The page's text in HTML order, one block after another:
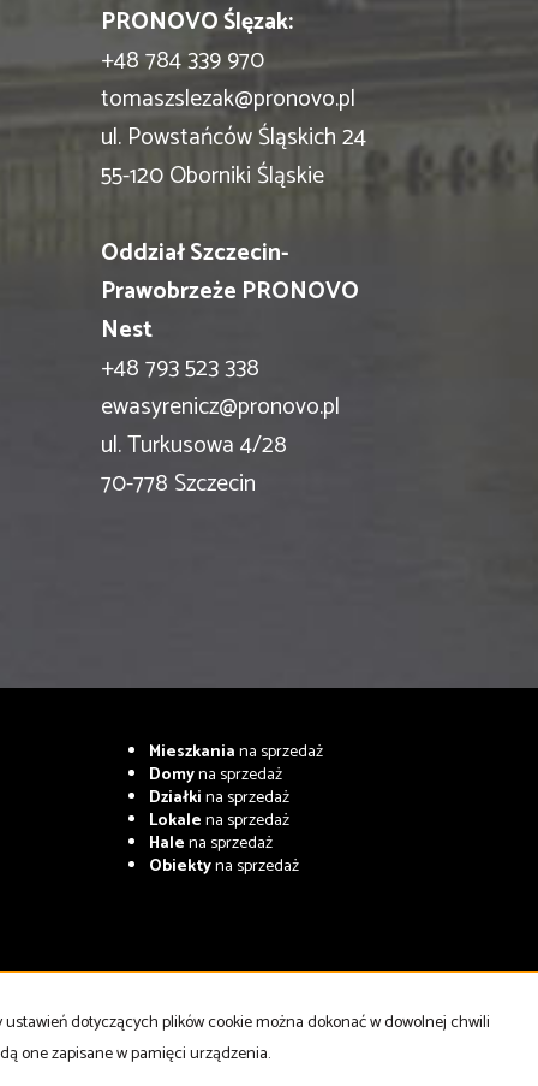
PRONOVO Ślęzak:
+48 784 339 970
tomaszslezak@pronovo.pl
ul. Powstańców Śląskich 24
55-120 Oborniki Śląskie
Oddział Szczecin-
Prawobrzeże PRONOVO
Nest
+48 793 523 338
ewasyrenicz@pronovo.pl
ul. Turkusowa 4/28
70-778 Szczecin
Mieszkaniana sprzedaż
Domyna sprzedaż
Działkina sprzedaż
Lokalena sprzedaż
Halena sprzedaż
Obiektyna sprzedaż
dotyczących plików cookie można dokonać w dowolnej chwili
one zapisane w pamięci urządzenia.